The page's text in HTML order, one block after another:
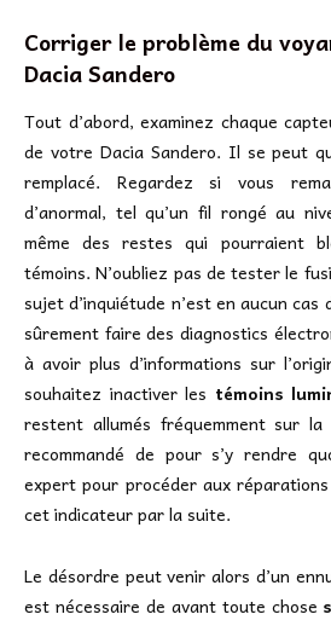
Corriger le problème du
Dacia Sandero
Tout d’abord, examinez chaque
de votre Dacia Sandero. Il se peut
remplacé. Regardez si vous
d’anormal, tel qu’un fil rongé au
même des restes qui pourraient
témoins. N’oubliez pas de tester le
sujet d’inquiétude n’est en aucun
sûrement faire des diagnostics
à avoir plus d’informations sur
souhaitez inactiver les témoins
restent allumés fréquemment sur la
recommandé de pour s’y rendre
expert pour procéder aux
cet indicateur par la suite.
Le désordre peut venir alors d’un
est nécessaire de avant toute chose